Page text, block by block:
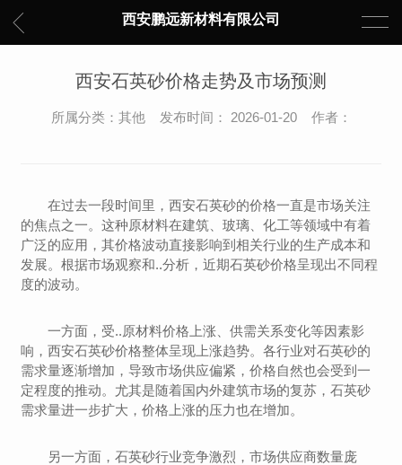
西安鹏远新材料有限公司
西安石英砂价格走势及市场预测
所属分类：其他 发布时间： 2026-01-20 作者：
在过去一段时间里，西安石英砂的价格一直是市场关注
的焦点之一。这种原材料在建筑、玻璃、化工等领域中有着
广泛的应用，其价格波动直接影响到相关行业的生产成本和
发展。根据市场观察和..分析，近期石英砂价格呈现出不同程
度的波动。
一方面，受..原材料价格上涨、供需关系变化等因素影
响，西安石英砂价格整体呈现上涨趋势。各行业对石英砂的
需求量逐渐增加，导致市场供应偏紧，价格自然也会受到一
定程度的推动。尤其是随着国内外建筑市场的复苏，石英砂
需求量进一步扩大，价格上涨的压力也在增加。
另一方面，石英砂行业竞争激烈，市场供应商数量庞